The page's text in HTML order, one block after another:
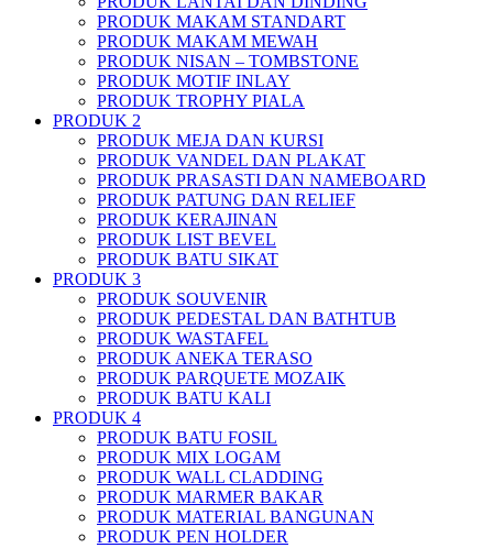
PRODUK MAKAM STANDART
PRODUK MAKAM MEWAH
PRODUK NISAN – TOMBSTONE
PRODUK MOTIF INLAY
PRODUK TROPHY PIALA
PRODUK 2
PRODUK MEJA DAN KURSI
PRODUK VANDEL DAN PLAKAT
PRODUK PRASASTI DAN NAMEBOARD
PRODUK PATUNG DAN RELIEF
PRODUK KERAJINAN
PRODUK LIST BEVEL
PRODUK BATU SIKAT
PRODUK 3
PRODUK SOUVENIR
PRODUK PEDESTAL DAN BATHTUB
PRODUK WASTAFEL
PRODUK ANEKA TERASO
PRODUK PARQUETE MOZAIK
PRODUK BATU KALI
PRODUK 4
PRODUK BATU FOSIL
PRODUK MIX LOGAM
PRODUK WALL CLADDING
PRODUK MARMER BAKAR
PRODUK MATERIAL BANGUNAN
PRODUK PEN HOLDER